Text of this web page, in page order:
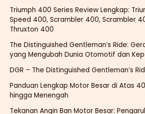
Triumph 400 Series Review Lengkap:
Speed 400, Scrambler 400, Scrambler
Thruxton 400
The Distinguished Gentleman’s Ride:
yang Mengubah Dunia Otomotif dan
DGR – The Distinguished Gentleman’s
Panduan Lengkap Motor Besar di Atas
hingga Menengah
Tekanan Angin Ban Motor Besar: